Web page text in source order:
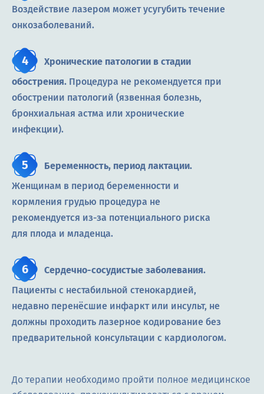
Воздействие лазером может усугубить течение
онкозаболеваний.
Хронические патологии в стадии
обострения. Процедура не рекомендуется при
обострении патологий (язвенная болезнь,
бронхиальная астма или хронические
инфекции).
Беременность, период лактации.
Женщинам в период беременности и
кормления грудью процедура не
рекомендуется из-за потенциального риска
для плода и младенца.
Сердечно-сосудистые заболевания.
Пациенты с нестабильной стенокардией,
недавно перенёсшие инфаркт или инсульт, не
должны проходить лазерное кодирование без
предварительной консультации с кардиологом.
До терапии необходимо пройти полное медицинское